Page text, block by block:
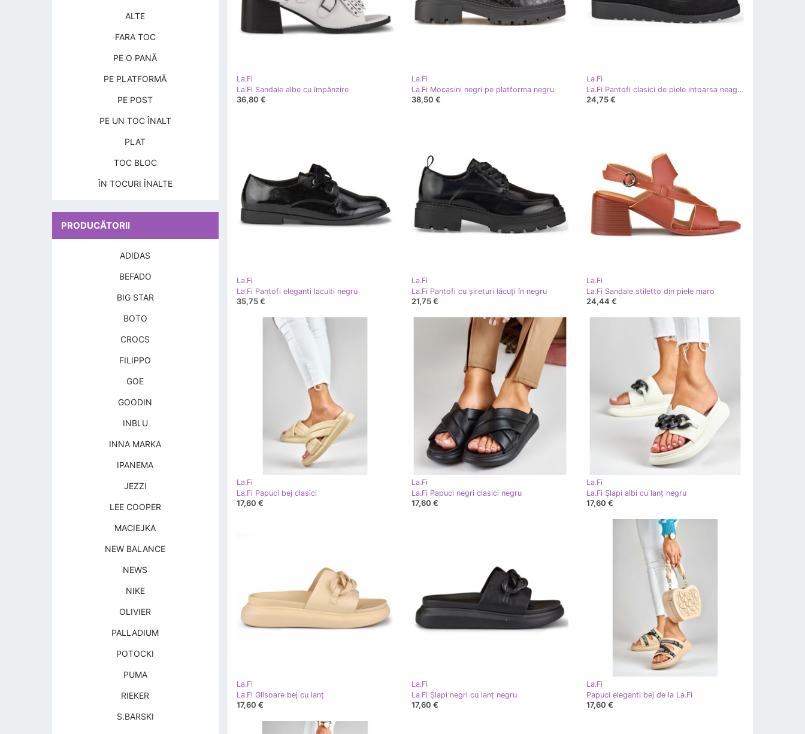
La.Fi
La.Fi Sandale albe cu împânzire
36,80 €
La.Fi
La.Fi Mocasini negri pe platforma negru
38,50 €
La.Fi
La.Fi Pantofi clasici de piele intoarsa neagra negru
24,75 €
La.Fi
La.Fi Pantofi eleganti lacuiti negru
35,75 €
La.Fi
La.Fi Pantofi cu șireturi lăcuți în negru
21,75 €
La.Fi
La.Fi Sandale stiletto din piele maro
24,44 €
La.Fi
La.Fi Papuci bej clasici
17,60 €
La.Fi
La.Fi Papuci negri clasici negru
17,60 €
La.Fi
La.Fi Șlapi albi cu lanț negru
17,60 €
La.Fi
La.Fi Glisoare bej cu lanț
17,60 €
La.Fi
La.Fi Șlapi negri cu lanț negru
17,60 €
La.Fi
Papuci eleganti bej de la La.Fi
17,60 €
ALTE
FARA TOC
PE O PANĂ
PE PLATFORMĂ
PE POST
PE UN TOC ÎNALT
PLAT
TOC BLOC
ÎN TOCURI ÎNALTE
PRODUCĂTORII
ADIDAS
BEFADO
BIG STAR
BOTO
CROCS
FILIPPO
GOE
GOODIN
INBLU
INNA MARKA
IPANEMA
JEZZI
LEE COOPER
MACIEJKA
NEW BALANCE
NEWS
NIKE
OLIVIER
PALLADIUM
POTOCKI
PUMA
RIEKER
S.BARSKI